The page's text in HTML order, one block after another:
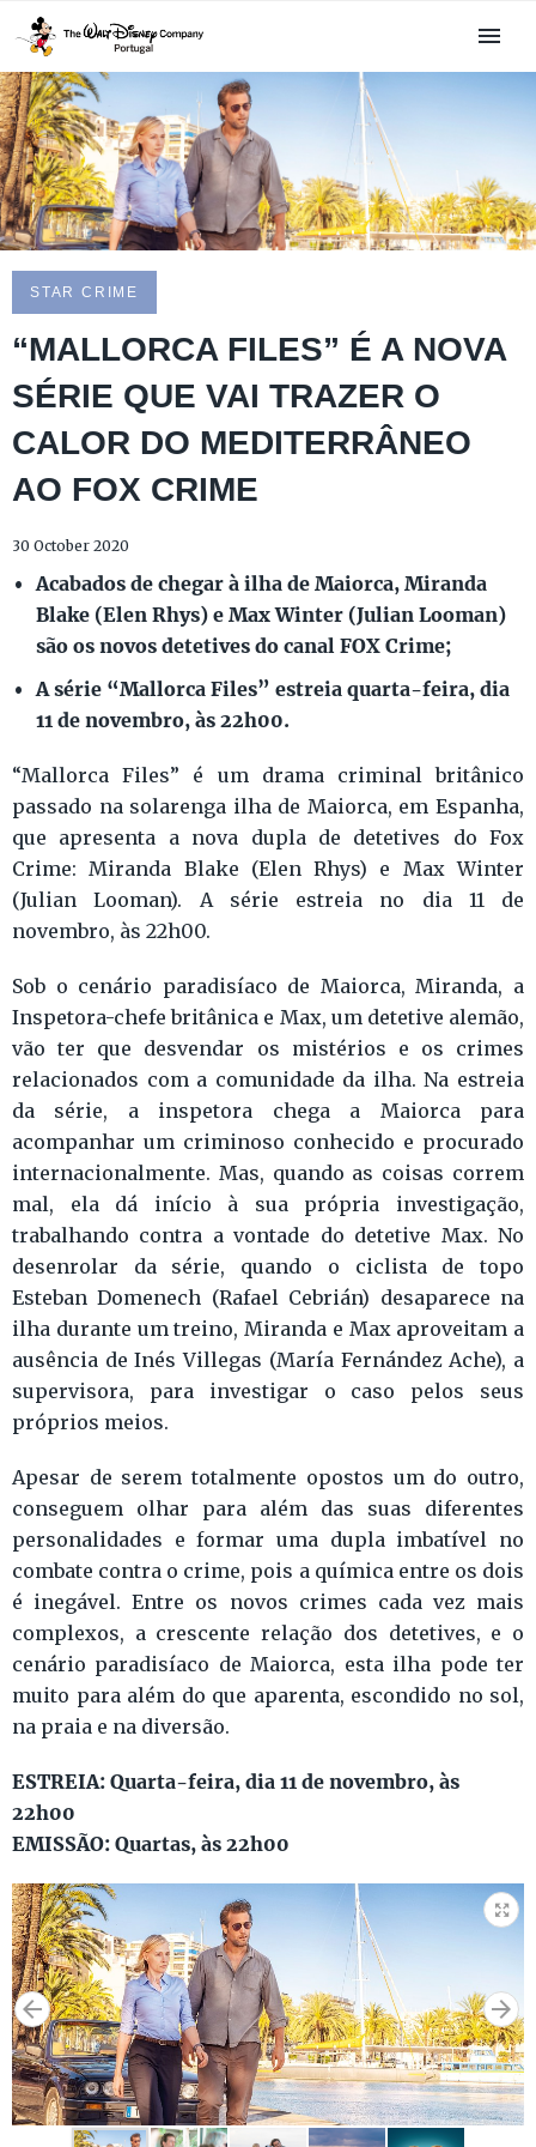
STAR CRIME
“MALLORCA FILES” É A NOVA
SÉRIE QUE VAI TRAZER O
CALOR DO MEDITERRÂNEO
AO FOX CRIME
30 October 2020
Acabados de chegar à ilha de Maiorca, Miranda
Blake (Elen Rhys) e Max Winter (Julian Looman)
são os novos detetives do canal FOX Crime;
A série “Mallorca Files” estreia quarta-feira, dia
11 de novembro, às 22h00.
“Mallorca Files” é um drama criminal britânico
passado na solarenga ilha de Maiorca, em Espanha,
que apresenta a nova dupla de detetives do Fox
Crime: Miranda Blake (Elen Rhys) e Max Winter
(Julian Looman). A série estreia no dia 11 de
novembro, às 22h00.
Sob o cenário paradisíaco de Maiorca, Miranda, a
Inspetora-chefe britânica e Max, um detetive alemão,
vão ter que desvendar os mistérios e os crimes
relacionados com a comunidade da ilha. Na estreia
da série, a inspetora chega a Maiorca para
acompanhar um criminoso conhecido e procurado
internacionalmente. Mas, quando as coisas correm
mal, ela dá início à sua própria investigação,
trabalhando contra a vontade do detetive Max. No
desenrolar da série, quando o ciclista de topo
Esteban Domenech (Rafael Cebrián) desaparece na
ilha durante um treino, Miranda e Max aproveitam a
ausência de Inés Villegas (María Fernández Ache), a
supervisora, para investigar o caso pelos seus
próprios meios.
Apesar de serem totalmente opostos um do outro,
conseguem olhar para além das suas diferentes
personalidades e formar uma dupla imbatível no
combate contra o crime, pois a química entre os dois
é inegável. Entre os novos crimes cada vez mais
complexos, a crescente relação dos detetives, e o
cenário paradisíaco de Maiorca, esta ilha pode ter
muito para além do que aparenta, escondido no sol,
na praia e na diversão.
ESTREIA: Quarta-feira, dia 11 de novembro, às
22h00
EMISSÃO: Quartas, às 22h00